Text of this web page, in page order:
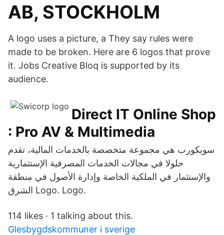
AB, STOCKHOLM
A logo uses a picture, a They say rules were
made to be broken. Here are 6 logos that prove
it. Jobs Creative Bloq is supported by its
audience.
Direct IT Online Shop
: Pro AV & Multimedia
حلولا في مجالات الخدمات المصرفية الإستثمارية
والإستثمار في الملكية الخاصة وإدارة الأصول في منطقة
الشرق Logo. Logo.
114 likes · 1 talking about this.
Glesbygdskommuner i sverige